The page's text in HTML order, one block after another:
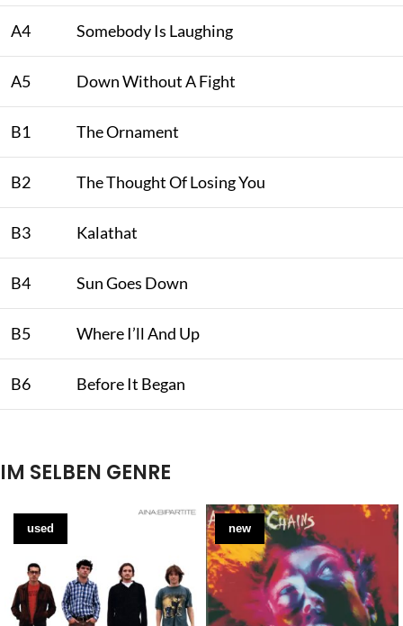
A4 Somebody Is Laughing
A5 Down Without A Fight
B1 The Ornament
B2 The Thought Of Losing You
B3 Kalathat
B4 Sun Goes Down
B5 Where I’ll And Up
B6 Before It Began
IM SELBEN GENRE
used new